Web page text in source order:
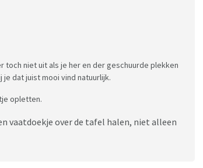
toch niet uit als je her en der geschuurde plekken
dat juist mooi vind natuurlijk.
opletten.
vaatdoekje over de tafel halen, niet alleen